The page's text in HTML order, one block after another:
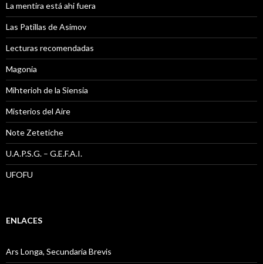
La mentira está ahi fuera
Las Patillas de Asimov
Lecturas recomendadas
Magonia
Mihterioh de la Siensia
Misterios del Aire
Note Zetetiche
U.A.P.S.G. – G.E.F.A.I.
UFOFU
ENLACES
Ars Longa, Secundaria Brevis